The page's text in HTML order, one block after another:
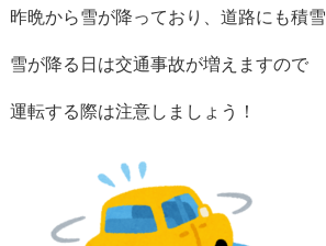
昨晩から雪が降っており、道路にも積雪
雪が降る日は交通事故が増えますので
運転する際は注意しましょう！